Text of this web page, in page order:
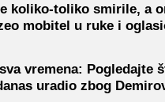
koliko-toliko smirile, a
mobitel u ruke i
vremena: Pogledajte
uradio zbog